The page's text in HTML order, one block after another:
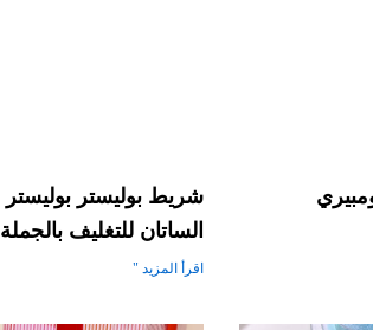
الساتان للتغليف بالجملة
اقرأ المزيد "